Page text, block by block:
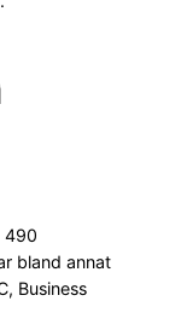
490
bland annat
Business